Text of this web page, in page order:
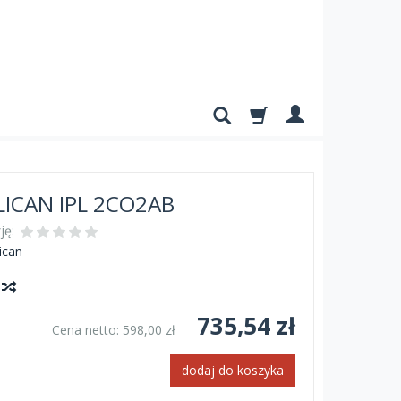
IPL 2CO2AB
Cena netto: 598,00 zł 735,54 zł
dodaj do koszyka